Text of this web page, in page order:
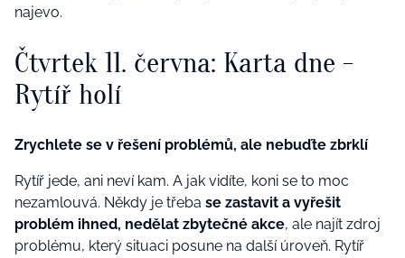
najevo.
Čtvrtek 11. června: Karta dne -
Rytíř holí
Zrychlete se v řešení problémů, ale nebuďte zbrklí
Rytíř jede, ani neví kam. A jak vidíte, koni se to moc
nezamlouvá. Někdy je třeba se zastavit a vyřešit
problém ihned, nedělat zbytečné akce, ale najít zdroj
problému, který situaci posune na další úroveň. Rytíř